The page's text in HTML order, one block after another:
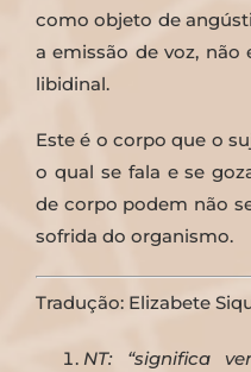
como objeto de
a emissão de voz,
libidinal.
Este é o corpo que o
o qual se fala e se
de corpo podem não
sofrida do organismo.
Tradução: Elizabete
NT: “significa